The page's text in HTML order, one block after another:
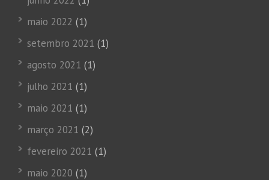
maio 2022 (1)
setembro 2021 (1)
agosto 2021 (1)
julho 2021 (1)
maio 2021 (1)
março 2021 (2)
fevereiro 2021 (1)
maio 2020 (1)